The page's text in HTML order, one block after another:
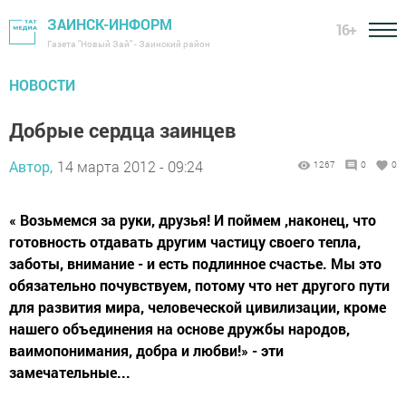
ЗАИНСК-ИНФОРМ
Газета "Новый Зай" - Заинский район
16+
НОВОСТИ
Добрые сердца заинцев
Автор, 14 марта 2012 - 09:24 1267 0 0
« Возьмемся за руки, друзья! И поймем ,наконец, что
готовность отдавать другим частицу своего тепла,
заботы, внимание - и есть подлинное счастье. Мы это
обязательно почувствуем, потому что нет другого пути
для развития мира, человеческой цивилизации, кроме
нашего объединения на основе дружбы народов,
ваимопонимания, добра и любви!» - эти
замечательные...